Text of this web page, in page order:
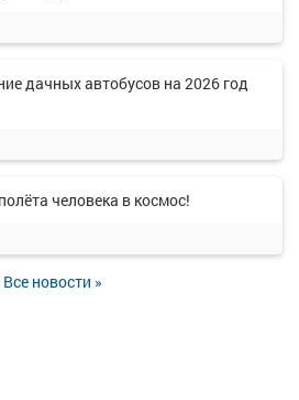
дачных автобусов на 2026 год
человека в космос!
Все новости »